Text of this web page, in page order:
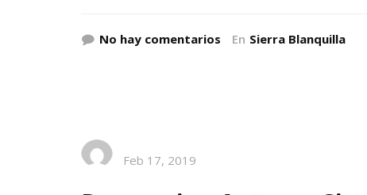
No hay comentarios En Sierra Blanquilla
Feb 17, 2019